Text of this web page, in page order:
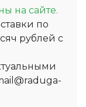
на сайте.
по
рублей с